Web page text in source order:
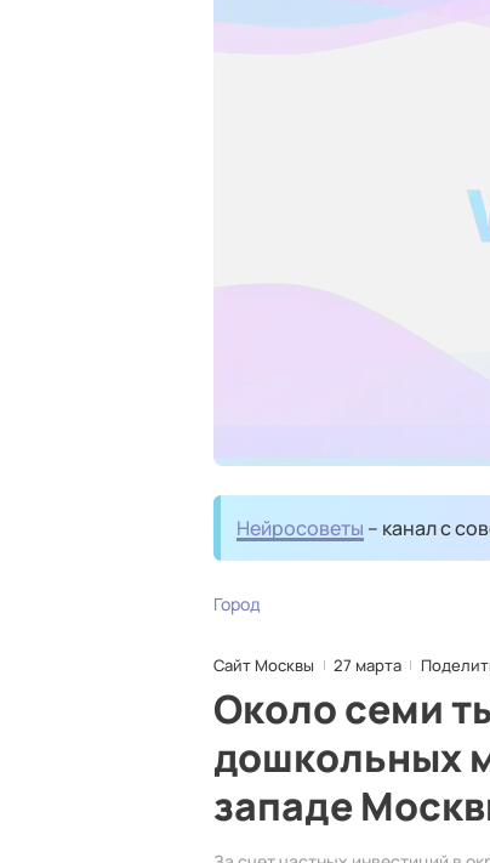
Нейросоветы – канал с
Город
Сайт Москвы 27 марта
Около семи
дошкольных
западе